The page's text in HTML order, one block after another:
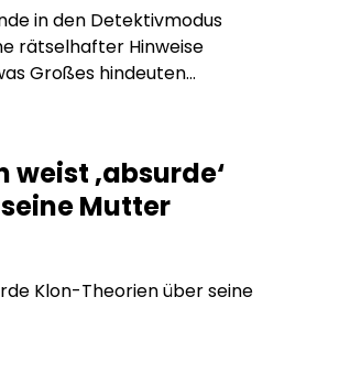
in den Detektivmodus
rätselhafter Hinweise
Großes hindeuten
auf ihre bevorstehenden
aufmerksam – doch
weist ‚absurde‘
Mutter
Klon-Theorien über seine